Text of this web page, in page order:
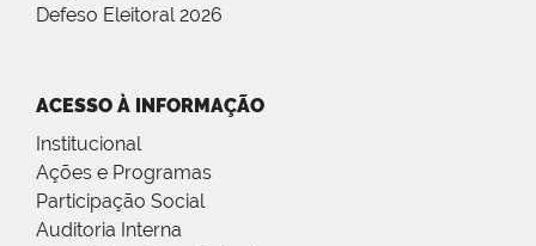
Defeso Eleitoral 2026
ACESSO À INFORMAÇÃO
Institucional
Ações e Programas
Participação Social
Auditoria Interna